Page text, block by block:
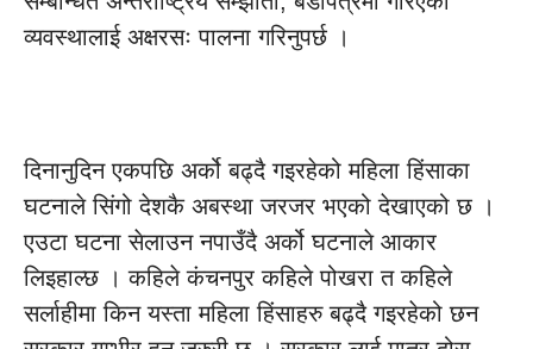
व्यवस्थालाई अक्षरसः पालना गरिनुपर्छ ।
दिनानुदिन एकपछि अर्को बढ्दै गइरहेको महिला हिंसाका
घटनाले सिंगो देशकै अबस्था जरजर भएको देखाएको छ ।
एउटा घटना सेलाउन नपाउँदै अर्को घटनाले आकार
लिइहाल्छ । कहिले कंचनपुर कहिले पोखरा त कहिले
सर्लाहीमा किन यस्ता महिला हिंसाहरु बढ्दै गइरहेको छन